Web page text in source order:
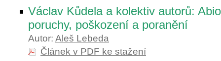
Václav Kůdela a kolektiv autorů:
poruchy, poškození a poranění
Autor: Aleš Lebeda
Článek v PDF ke stažení